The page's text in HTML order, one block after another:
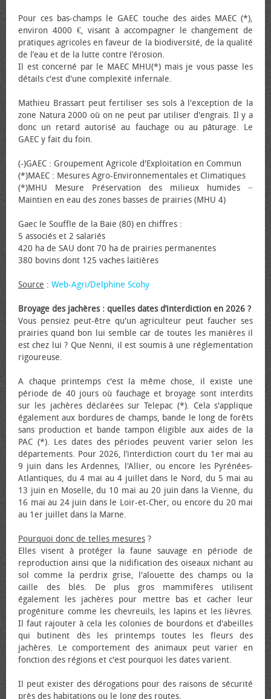
Pour ces bas-champs le GAEC touche des aides MAEC (*),
environ 4000 €, visant à accompagner le changement de
pratiques agricoles en faveur de la biodiversité, de la qualité
de l’eau et de la lutte contre l’érosion.
Il est concerné par le MAEC MHU(*) mais je vous passe les
détails c'est d'une complexité infernale.
Mathieu Brassart peut fertiliser ses sols à l'exception de la
zone Natura 2000 où on ne peut par utiliser d'engrais. Il y a
donc un retard autorisé au fauchage ou au pâturage. Le
GAEC y fait du foin.
(-)GAEC : Groupement Agricole d'Exploitation en Commun
(*)MAEC : Mesures Agro-Environnementales et Climatiques
(*)MHU Mesure Préservation des milieux humides −
Maintien en eau des zones basses de prairies (MHU 4)
Gaec le Souffle de la Baie (80) en chiffres :
5 associés et 2 salariés
420 ha de SAU dont 70 ha de prairies permanentes
380 bovins dont 125 vaches laitières
Source : Web-Agri/Delphine Scohy
Broyage des jachères : quelles dates d’interdiction en 2026 ?
Vous pensiez peut-être qu'un agriculteur peut faucher ses
prairies quand bon lui semble car de toutes les manières il
est chez lui ? Que Nenni, il est soumis à une réglementation
rigoureuse.
A chaque printemps c'est la même chose, il existe une
période de 40 jours où fauchage et broyage sont interdits
sur les jachères déclarées sur Telepac (*). Cela s'applique
également aux bordures de champs, bande le long de forêts
sans production et bande tampon éligible aux aides de la
PAC (*). Les dates des périodes peuvent varier selon les
départements. Pour 2026, l’interdiction court du 1er mai au
9 juin dans les Ardennes, l'Allier, ou encore les Pyrénées-
Atlantiques, du 4 mai au 4 juillet dans le Nord, du 5 mai au
13 juin en Moselle, du 10 mai au 20 juin dans la Vienne, du
16 mai au 24 juin dans le Loir-et-Cher, ou encore du 20 mai
au 1er juillet dans la Marne.
Pourquoi donc de telles mesures ?
Elles visent à protéger la faune sauvage en période de
reproduction ainsi que la nidification des oiseaux nichant au
sol comme la perdrix grise, l'alouette des champs ou la
caille des blés. De plus gros mammifères utilisent
également les jachères pour mettre bas et cacher leur
progéniture comme les chevreuils, les lapins et les lièvres.
Il faut rajouter à cela les colonies de bourdons et d'abeilles
qui butinent dès les printemps toutes les fleurs des
jachères. Le comportement des animaux peut varier en
fonction des régions et c'est pourquoi les dates varient.
Il peut exister des dérogations pour des raisons de sécurité
près des habitations ou le long des routes.